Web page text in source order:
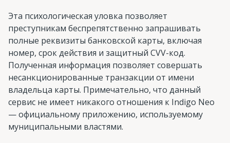
Эта психологическая уловка позволяет
преступникам беспрепятственно запрашивать
полные реквизиты банковской карты, включая
номер, срок действия и защитный CVV-код.
Полученная информация позволяет совершать
несанкционированные транзакции от имени
владельца карты. Примечательно, что данный
сервис не имеет никакого отношения к Indigo Neo
— официальному приложению, используемому
муниципальными властями.